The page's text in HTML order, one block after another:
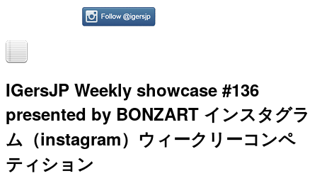
IGersJP Weekly showcase #136
presented by BONZART インスタグラ
ム（instagram）ウィークリーコンペ
ティション